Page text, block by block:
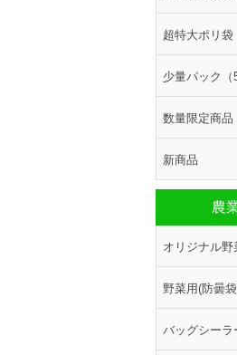
超特大ポリ袋
少量パック（
数量限定商品
新商品
農
オリジナル野
野菜用(防曇
バッグシーラ